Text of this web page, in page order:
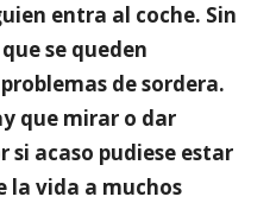
entra al coche. Sin
se queden
de sordera.
que mirar o dar
si acaso pudiese estar
la vida a muchos